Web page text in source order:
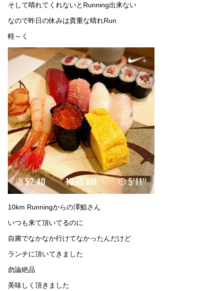
そして晴れてくれないとRunning出来ない
なので昨日の休みは貴重な晴れRun
軽～く
10km Runningからの澤鮨さん
いつも来て頂いてるのに
自粛でなかなか行けてなかったんだけど
ランチに頂いてきました
勿論絶品
美味しく頂きました